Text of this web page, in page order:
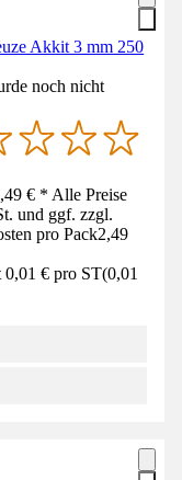
Akkit 3 mm 250
noch nicht
€ * Alle Preise
und ggf. zzgl.
pro Pack2,49
0,01 € pro ST(0,01